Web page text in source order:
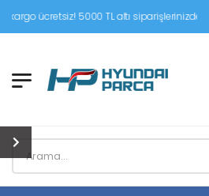
5000 TL altı siparişlerinizde siparişleriniz